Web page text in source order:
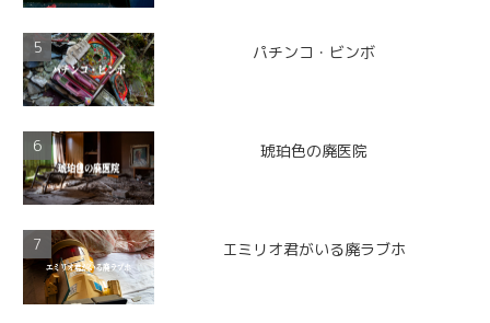
パチンコ・ビンボ
琥珀色の廃医院
エミリオ君がいる廃ラブホ